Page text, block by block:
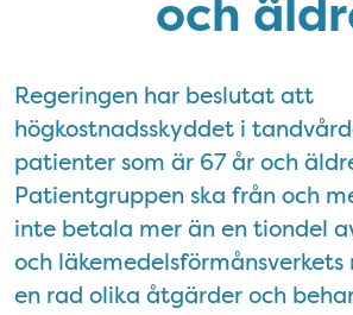
och
Regeringen har beslutat att
högkostnadsskyddet i
patienter som är 67 år och
Patientgruppen ska från och
inte betala mer än en tiondel
och läkemedelsförmånsverkets
en rad olika åtgärder och